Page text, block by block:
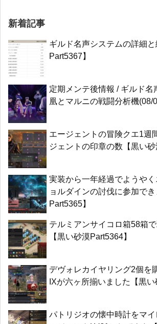
新着記事
ギルド名声システムの詳細
Part5367】
定期メンテ後情報 / ギルド名
凰とマルニの戦闘分析機(08/
エージェントの冒険クエ1週
ジェントの印章の数【黒い砂
実装から一年経過でようや
ョルダインの討伐に参加で
Part5365】
テルミアンサイコロ箱58箱
【黒い砂漠Part5364】
デヴォレカイヤリング2個を
IXが六ヶ所揃いました【黒い
パトリジオの懐中時計をマ